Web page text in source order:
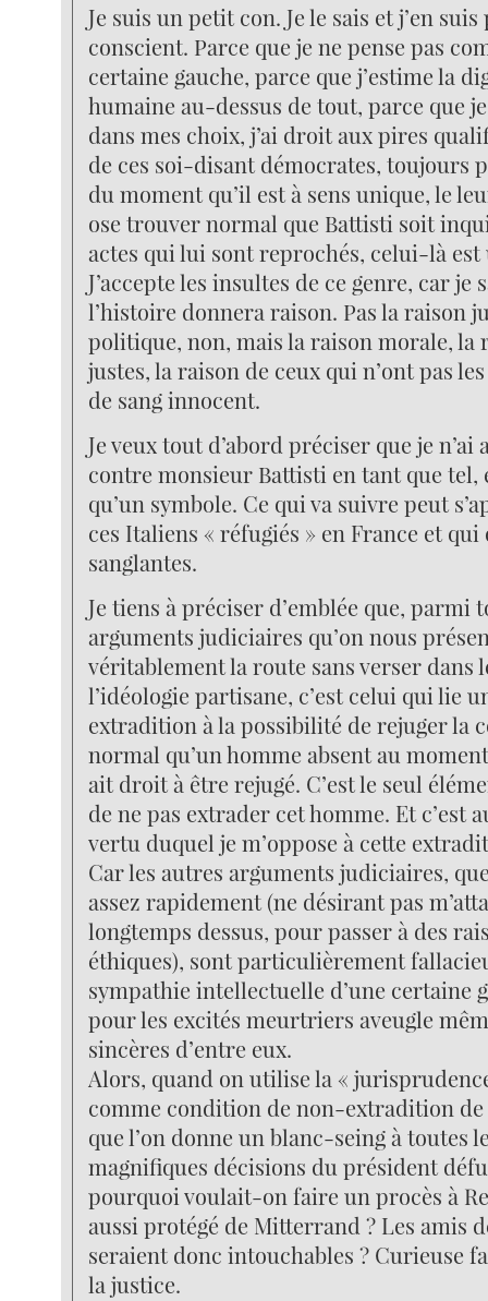
Je suis un petit con. Je le sais et j’en
conscient. Parce que je ne pense pas
certaine gauche, parce que j’estime la
humaine au-dessus de tout, parce que
dans mes choix, j’ai droit aux pires
de ces soi-disant démocrates, toujours
du moment qu’il est à sens unique, le
ose trouver normal que Battisti soit
actes qui lui sont reprochés, celui-là est
J’accepte les insultes de ce genre, car je
l’histoire donnera raison. Pas la raison
politique, non, mais la raison morale, la
justes, la raison de ceux qui n’ont pas
de sang innocent.
Je veux tout d’abord préciser que je
contre monsieur Battisti en tant que tel,
qu’un symbole. Ce qui va suivre peut
ces Italiens « réfugiés » en France et
sanglantes.
Je tiens à préciser d’emblée que, parmi
arguments judiciaires qu’on nous
véritablement la route sans verser dans
l’idéologie partisane, c’est celui qui lie
extradition à la possibilité de rejuger la
normal qu’un homme absent au
ait droit à être rejugé. C’est le seul
de ne pas extrader cet homme. Et c’est
vertu duquel je m’oppose à cette
Car les autres arguments judiciaires,
assez rapidement (ne désirant pas
longtemps dessus, pour passer à des
éthiques), sont particulièrement
sympathie intellectuelle d’une certaine
pour les excités meurtriers aveugle
sincères d’entre eux.
Alors, quand on utilise la «
comme condition de non-extradition de
que l’on donne un blanc-seing à toutes
magnifiques décisions du président
pourquoi voulait-on faire un procès à
aussi protégé de Mitterrand ? Les amis
seraient donc intouchables ? Curieuse
la justice.